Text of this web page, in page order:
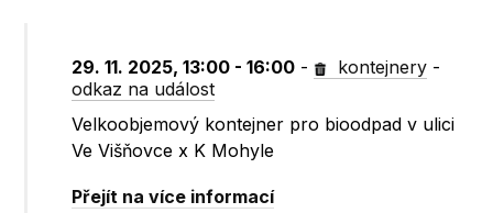
29. 11. 2025, 13:00 - 16:00 - kontejnery -
odkaz na událost
Velkoobjemový kontejner pro bioodpad v ulici
Ve Višňovce x K Mohyle
Přejít na více informací